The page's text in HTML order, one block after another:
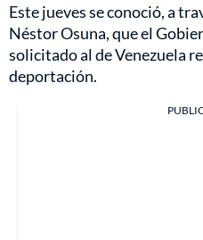
Este jueves se conoció, a
Néstor Osuna, que el
solicitado al de Venezuela
deportación.